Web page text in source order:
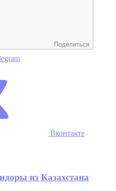
Поделиться
Вконтакте
из Казахстана